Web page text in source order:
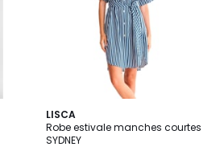
LISCA
Robe estivale manches courtes
SYDNEY